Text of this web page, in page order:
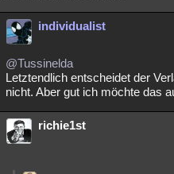
individualist
@Tussinelda
Letztendlich entscheidet der
nicht. Aber gut ich möchte das
richie1st